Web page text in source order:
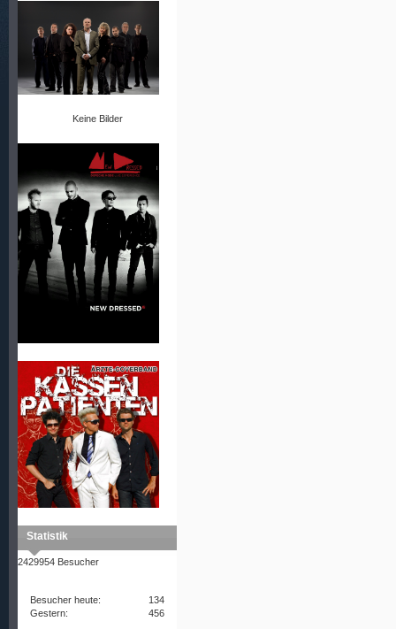
Keine Bilder
Statistik
2429954 Besucher
Besucher heute:
134
Gestern:
456